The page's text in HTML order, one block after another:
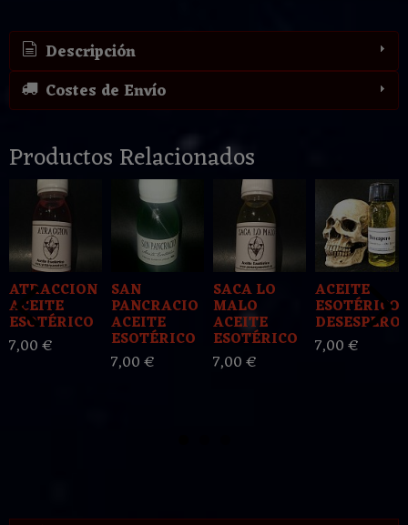
Descripción
Costes de Envío
Productos Relacionados
ATRACCION
ACEITE
ESOTÉRICO
7,00 €
SAN
PANCRACIO
ACEITE
ESOTÉRICO
7,00 €
SACA LO
MALO
ACEITE
ESOTÉRICO
7,00 €
ACEITE
ESOTÉRICO
DESESPERO
7,00 €